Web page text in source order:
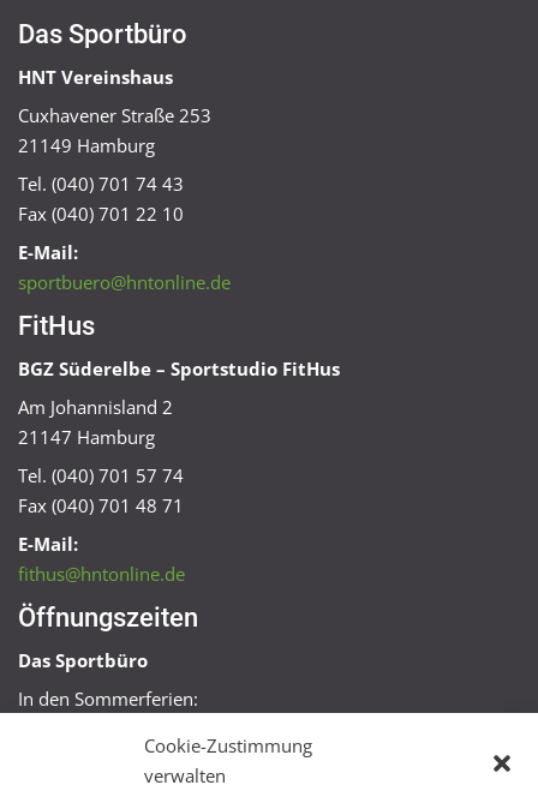
Cookie-Zustimmung
verwalten
Das Sportbüro
HNT Vereinshaus
Cuxhavener Straße 253
21149 Hamburg
Tel. (040) 701 74 43
Fax (040) 701 22 10
E-Mail:
sportbuero@hntonline.de
FitHus
BGZ Süderelbe – Sportstudio FitHus
Am Johannisland 2
21147 Hamburg
Tel. (040) 701 57 74
Fax (040) 701 48 71
E-Mail:
fithus@hntonline.de
Öffnungszeiten
Das Sportbüro
In den Sommerferien:
Mo + Mi 16:00 – 18:00 Uhr